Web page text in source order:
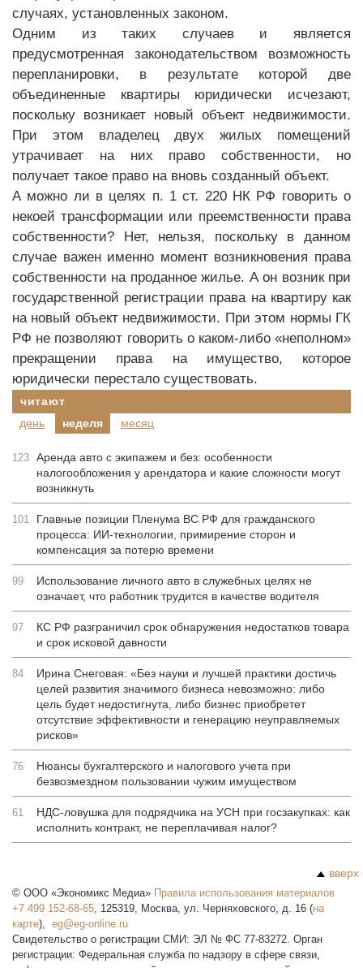
случаях, установленных законом.
Одним из таких случаев и является
предусмотренная законодательством возможность
перепланировки, в результате которой две
объединенные квартиры юридически исчезают,
поскольку возникает новый объект недвижимости.
При этом владелец двух жилых помещений
утрачивает на них право собственности, но
получает такое право на вновь созданный объект.
А можно ли в целях п. 1 ст. 220 НК РФ говорить о
некоей трансформации или преемственности права
собственности? Нет, нельзя, поскольку в данном
случае важен именно момент возникновения права
собственности на проданное жилье. А он возник при
государственной регистрации права на квартиру как
на новый объект недвижимости. При этом нормы ГК
РФ не позволяют говорить о каком-либо «неполном»
прекращении права на имущество, которое
юридически перестало существовать.
читают
день
неделя месяц
123 Аренда авто с экипажем и без: особенности
налогообложения у арендатора и какие сложности могут
возникнуть
101
Главные позиции Пленума ВС РФ для гражданского
процесса: ИИ-технологии, примирение сторон и
компенсация за потерю времени
99
Использование личного авто в служебных целях не
означает, что работник трудится в качестве водителя
97
КС РФ разграничил срок обнаружения недостатков товара
и срок исковой давности
84
Ирина Снеговая: «Без науки и лучшей практики достичь
целей развития значимого бизнеса невозможно: либо
цель будет недостигнута, либо бизнес приобретет
отсутствие эффективности и генерацию неуправляемых
рисков»
76
Нюансы бухгалтерского и налогового учета при
безвозмездном пользовании чужим имуществом
61
НДС-ловушка для подрядчика на УСН при госзакупках: как
исполнить контракт, не переплачивая налог?
вверх
© ООО «Экономикс Медиа» Правила использования материалов
+7 499 152-68-65, 125319, Москва, ул. Черняховского, д. 16 (на
карте),
Свидетельство о регистрации СМИ: ЭЛ № ФС 77-83272. Орган
регистрации: Федеральная служба по надзору в сфере связи,